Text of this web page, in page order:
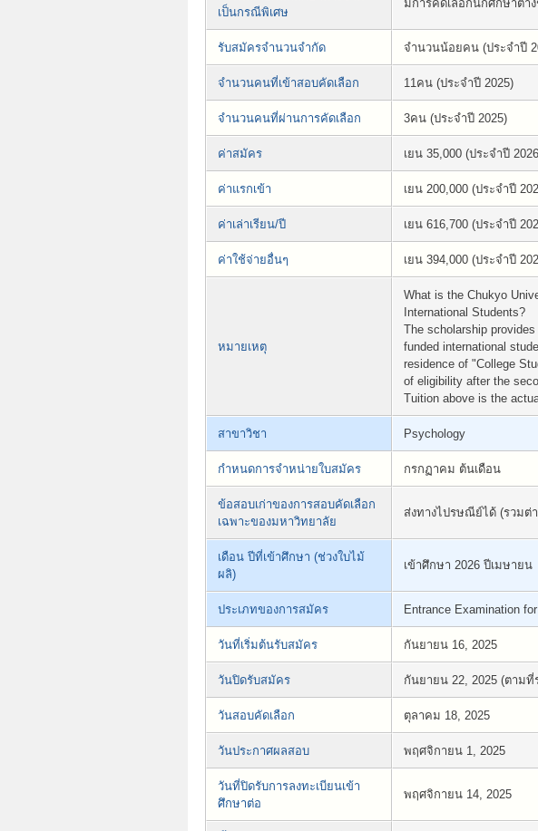
เป็นกรณีพิเศษ
มีการคัดเลือกนักศึกษาต่า
รับสมัครจำนวนจำกัด จำนวนน้อยคน (ประจำปี
จำนวนคนที่เข้าสอบคัดเลือก 11คน (ประจำปี 2025)
จำนวนคนที่ผ่านการคัดเลือก 3คน (ประจำปี 2025)
ค่าสมัคร เยน 35,000 (ประจำปี
ค่าแรกเข้า เยน 200,000 (ประจำปี
ค่าเล่าเรียน/ปี เยน 616,700 (ประจำปี
ค่าใช้จ่ายอื่นๆ เยน 394,000 (ประจำปี
หมายเหตุ
What is the Chukyo
International Students?
The scholarship
funded international
residence of "College
of eligibility after the
Tuition above is the
สาขาวิชา Psychology
กำหนดการจำหน่ายใบสมัคร กรกฏาคม ต้นเดือน
ข้อสอบเก่าของการสอบคัดเลือก
เฉพาะของมหาวิทยาลัย
ส่งทางไปรษณีย์ได้ (รวมต่า
เดือน ปีที่เข้าศึกษา (ช่วงใบไม้
ผลิ)
เข้าศึกษา 2026 ปีเมษายน
ประเภทของการสมัคร Entrance Examination
วันที่เริ่มต้นรับสมัคร กันยายน 16, 2025
วันปิดรับสมัคร กันยายน 22, 2025 (ตามที่
วันสอบคัดเลือก ตุลาคม 18, 2025
วันประกาศผลสอบ พฤศจิกายน 1, 2025
วันที่ปิดรับการลงทะเบียนเข้า
ศึกษาต่อ
พฤศจิกายน 14, 2025